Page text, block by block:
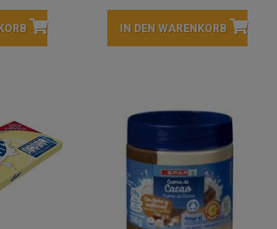
IN DEN WARENKORB